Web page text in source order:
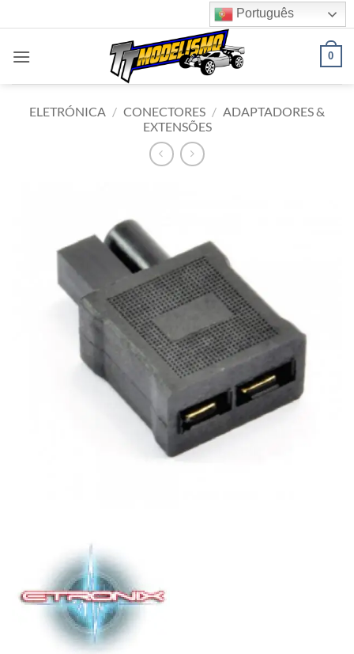
to
content
Português
0
ELETRÓNICA / CONECTORES / ADAPTADORES &
EXTENSÕES